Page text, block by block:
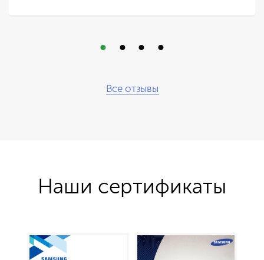
Все отзывы
Наши сертификаты